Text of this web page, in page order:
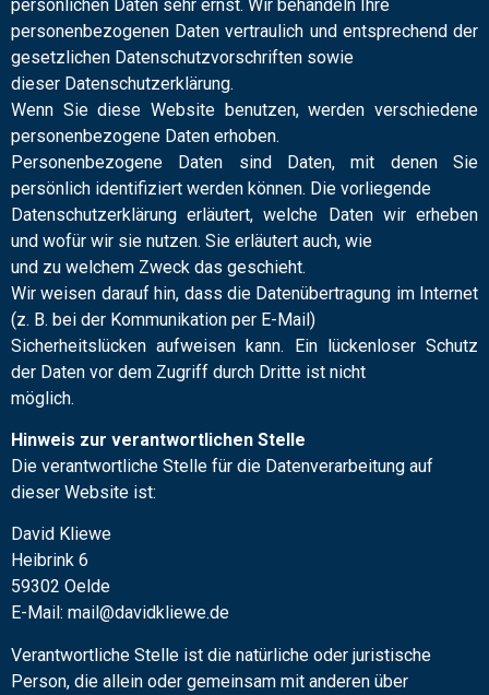
persönlichen Daten sehr ernst. Wir behandeln Ihre
personenbezogenen Daten vertraulich und entsprechend der
gesetzlichen Datenschutzvorschriften sowie
dieser Datenschutzerklärung.
Wenn Sie diese Website benutzen, werden verschiedene
personenbezogene Daten erhoben.
Personenbezogene Daten sind Daten, mit denen Sie
persönlich identifiziert werden können. Die vorliegende
Datenschutzerklärung erläutert, welche Daten wir erheben
und wofür wir sie nutzen. Sie erläutert auch, wie
und zu welchem Zweck das geschieht.
Wir weisen darauf hin, dass die Datenübertragung im Internet
(z. B. bei der Kommunikation per E-Mail)
Sicherheitslücken aufweisen kann. Ein lückenloser Schutz
der Daten vor dem Zugriff durch Dritte ist nicht
möglich.
Hinweis zur verantwortlichen Stelle
Die verantwortliche Stelle für die Datenverarbeitung auf
dieser Website ist:
David Kliewe
Heibrink 6
59302 Oelde
E-Mail: mail@davidkliewe.de
Verantwortliche Stelle ist die natürliche oder juristische
Person, die allein oder gemeinsam mit anderen über